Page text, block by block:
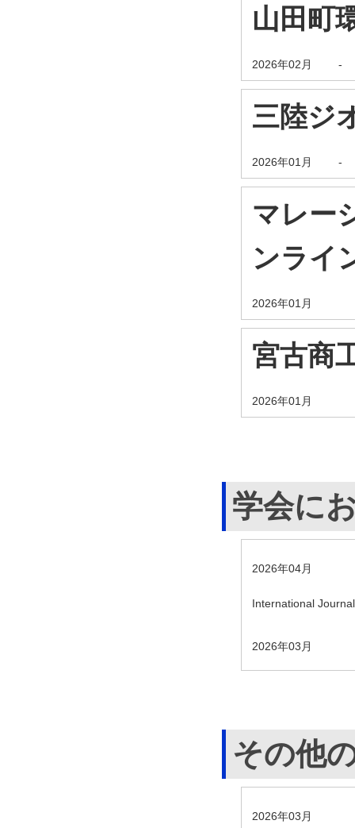
山田町
2026年02月 -
三陸ジ
2026年01月 -
マレー
ンライ
2026年01月
宮古商
2026年01月
学会に
2026年04月
International
2026年03月
その他
2026年03月